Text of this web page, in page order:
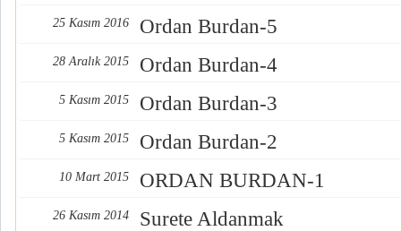
25 Kasım 2016 Ordan Burdan-5
28 Aralık 2015 Ordan Burdan-4
5 Kasım 2015 Ordan Burdan-3
5 Kasım 2015 Ordan Burdan-2
10 Mart 2015 ORDAN BURDAN-1
26 Kasım 2014 Surete Aldanmak